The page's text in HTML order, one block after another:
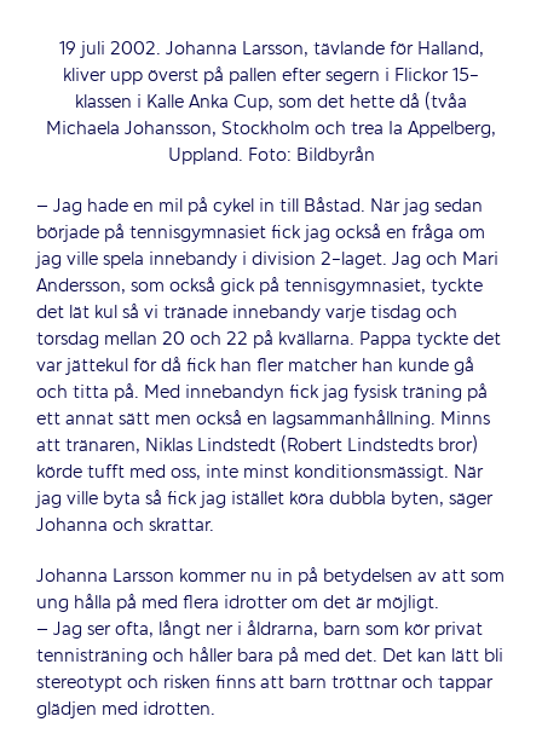
19 juli 2002. Johanna Larsson, tävlande för Halland,
kliver upp överst på pallen efter segern i Flickor 15-
klassen i Kalle Anka Cup, som det hette då (tvåa
Michaela Johansson, Stockholm och trea Ia Appelberg,
Uppland. Foto: Bildbyrån
– Jag hade en mil på cykel in till Båstad. När jag sedan
började på tennisgymnasiet fick jag också en fråga om
jag ville spela innebandy i division 2-laget. Jag och Mari
Andersson, som också gick på tennisgymnasiet, tyckte
det lät kul så vi tränade innebandy varje tisdag och
torsdag mellan 20 och 22 på kvällarna. Pappa tyckte det
var jättekul för då fick han fler matcher han kunde gå
och titta på. Med innebandyn fick jag fysisk träning på
ett annat sätt men också en lagsammanhållning. Minns
att tränaren, Niklas Lindstedt (Robert Lindstedts bror)
körde tufft med oss, inte minst konditionsmässigt. När
jag ville byta så fick jag istället köra dubbla byten, säger
Johanna och skrattar.
Johanna Larsson kommer nu in på betydelsen av att som
ung hålla på med flera idrotter om det är möjligt.
– Jag ser ofta, långt ner i åldrarna, barn som kör privat
tennisträning och håller bara på med det. Det kan lätt bli
stereotypt och risken finns att barn tröttnar och tappar
glädjen med idrotten.